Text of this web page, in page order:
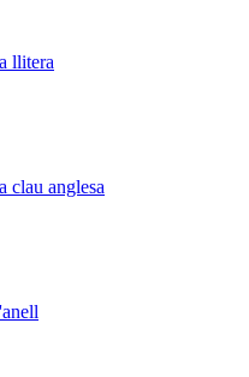
llitera
clau anglesa